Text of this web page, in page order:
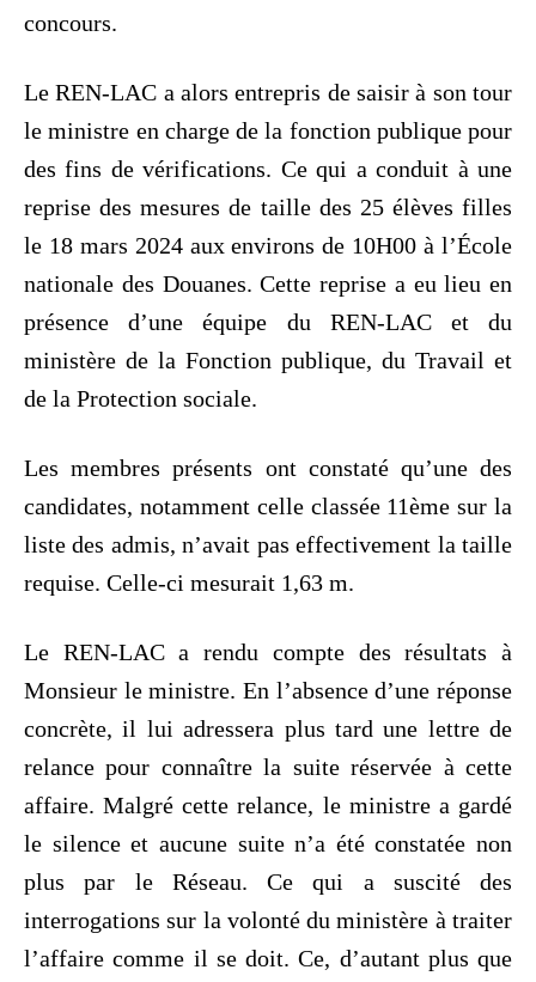
concours.
Le REN-LAC a alors entrepris de saisir à son tour
le ministre en charge de la fonction publique pour
des fins de vérifications. Ce qui a conduit à une
reprise des mesures de taille des 25 élèves filles
le 18 mars 2024 aux environs de 10H00 à l’École
nationale des Douanes. Cette reprise a eu lieu en
présence d’une équipe du REN-LAC et du
ministère de la Fonction publique, du Travail et
de la Protection sociale.
Les membres présents ont constaté qu’une des
candidates, notamment celle classée 11ème sur la
liste des admis, n’avait pas effectivement la taille
requise. Celle-ci mesurait 1,63 m.
Le REN-LAC a rendu compte des résultats à
Monsieur le ministre. En l’absence d’une réponse
concrète, il lui adressera plus tard une lettre de
relance pour connaître la suite réservée à cette
affaire. Malgré cette relance, le ministre a gardé
le silence et aucune suite n’a été constatée non
plus par le Réseau. Ce qui a suscité des
interrogations sur la volonté du ministère à traiter
l’affaire comme il se doit. Ce, d’autant plus que